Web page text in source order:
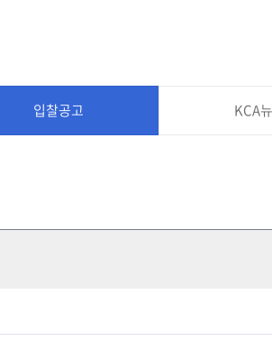
입찰공고 KCA